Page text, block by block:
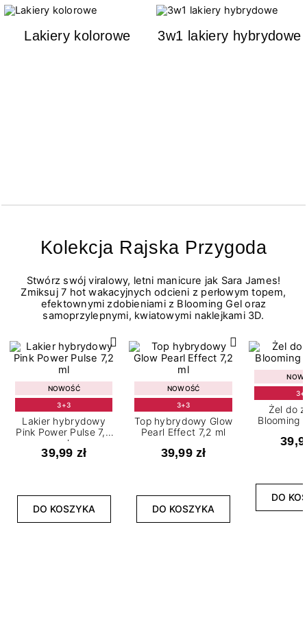
Lakiery kolorowe 3w1 lakiery hybrydowe
Kolekcja Rajska Przygoda
Stwórz swój viralowy, letni manicure jak Sara James!
Zmiksuj 7 hot wakacyjnych odcieni z perłowym topem,
efektownymi zdobieniami z Blooming Gel oraz
samoprzylepnymi, kwiatowymi naklejkami 3D.
NOWOŚĆ
3+3
Lakier hybrydowy
Pink Power Pulse 7,2
ml
39,99 zł
DO KOSZYKA
NOWOŚĆ
3+3
Top hybrydowy Glow
Pearl Effect 7,2 ml
39,99 zł
DO KOSZYKA
Żel do
Blooming
DO